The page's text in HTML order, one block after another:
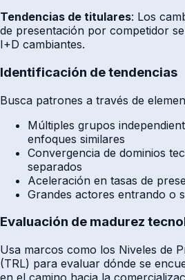
Tendencias de titulares: Los
de presentación por competidor
I+D cambiantes.
Identificación de tendencias
Busca patrones a través de
Múltiples grupos
enfoques similares
Convergencia de dominios
separados
Aceleración en tasas de
Grandes actores entrando o
Evaluación de madurez
Usa marcos como los Niveles de
(TRL) para evaluar dónde se
en el camino hacia la